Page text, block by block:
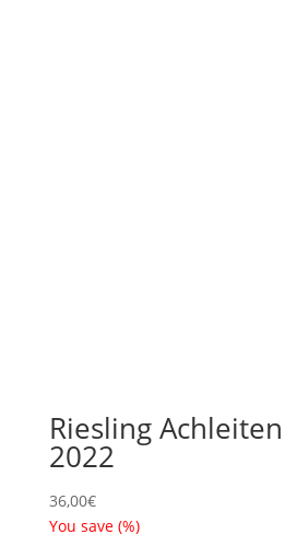
Riesling
2022
36,00€
You save (%)